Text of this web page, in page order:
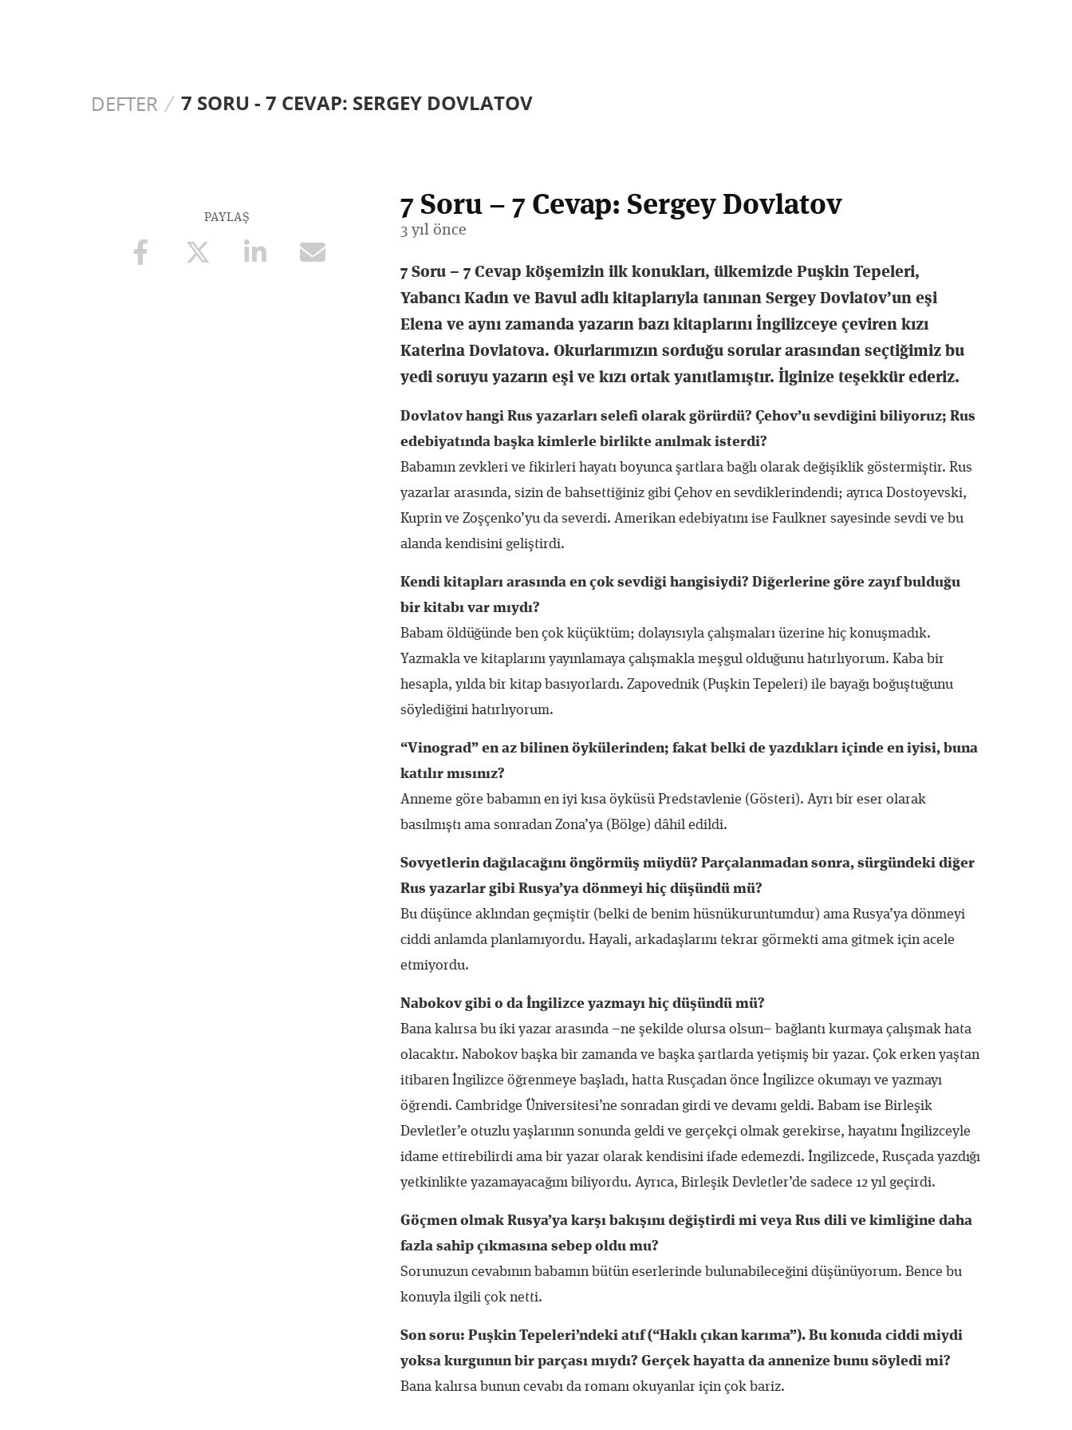
DEFTER 7 SORU - 7 CEVAP: SERGEY DOVLATOV
PAYLAŞ 7 Soru – 7 Cevap: Sergey Dovlatov
3 yıl önce
7 Soru – 7 Cevap köşemizin ilk konukları, ülkemizde Puşkin Tepeleri,
Yabancı Kadın ve Bavul adlı kitaplarıyla tanınan Sergey Dovlatov’un eşi
Elena ve aynı zamanda yazarın bazı kitaplarını İngilizceye çeviren kızı
Katerina Dovlatova. Okurlarımızın sorduğu sorular arasından seçtiğimiz bu
yedi soruyu yazarın eşi ve kızı ortak yanıtlamıştır. İlginize teşekkür ederiz.
Dovlatov hangi Rus yazarları selefi olarak görürdü? Çehov’u sevdiğini biliyoruz; Rus
edebiyatında başka kimlerle birlikte anılmak isterdi?
Babamın zevkleri ve fikirleri hayatı boyunca şartlara bağlı olarak değişiklik göstermiştir. Rus
yazarlar arasında, sizin de bahsettiğiniz gibi Çehov en sevdiklerindendi; ayrıca Dostoyevski,
Kuprin ve Zoşçenko’yu da severdi. Amerikan edebiyatını ise Faulkner sayesinde sevdi ve bu
alanda kendisini geliştirdi.
Kendi kitapları arasında en çok sevdiği hangisiydi? Diğerlerine göre zayıf bulduğu
bir kitabı var mıydı?
Babam öldüğünde ben çok küçüktüm; dolayısıyla çalışmaları üzerine hiç konuşmadık.
Yazmakla ve kitaplarını yayınlamaya çalışmakla meşgul olduğunu hatırlıyorum. Kaba bir
hesapla, yılda bir kitap basıyorlardı. Zapovednik (Puşkin Tepeleri) ile bayağı boğuştuğunu
söylediğini hatırlıyorum.
“Vinograd” en az bilinen öykülerinden; fakat belki de yazdıkları içinde en iyisi, buna
katılır mısınız?
Anneme göre babamın en iyi kısa öyküsü Predstavlenie (Gösteri). Ayrı bir eser olarak
basılmıştı ama sonradan Zona’ya (Bölge) dâhil edildi.
Sovyetlerin dağılacağını öngörmüş müydü? Parçalanmadan sonra, sürgündeki diğer
Rus yazarlar gibi Rusya’ya dönmeyi hiç düşündü mü?
Bu düşünce aklından geçmiştir (belki de benim hüsnükuruntumdur) ama Rusya’ya dönmeyi
ciddi anlamda planlamıyordu. Hayali, arkadaşlarını tekrar görmekti ama gitmek için acele
etmiyordu.
Nabokov gibi o da İngilizce yazmayı hiç düşündü mü?
Bana kalırsa bu iki yazar arasında –ne şekilde olursa olsun– bağlantı kurmaya çalışmak hata
olacaktır. Nabokov başka bir zamanda ve başka şartlarda yetişmiş bir yazar. Çok erken yaştan
itibaren İngilizce öğrenmeye başladı, hatta Rusçadan önce İngilizce okumayı ve yazmayı
öğrendi. Cambridge Üniversitesi’ne sonradan girdi ve devamı geldi. Babam ise Birleşik
Devletler’e otuzlu yaşlarının sonunda geldi ve gerçekçi olmak gerekirse, hayatını İngilizceyle
idame ettirebilirdi ama bir yazar olarak kendisini ifade edemezdi. İngilizcede, Rusçada yazdığı
yetkinlikte yazamayacağını biliyordu. Ayrıca, Birleşik Devletler’de sadece 12 yıl geçirdi.
Göçmen olmak Rusya’ya karşı bakışını değiştirdi mi veya Rus dili ve kimliğine daha
fazla sahip çıkmasına sebep oldu mu?
Sorunuzun cevabının babamın bütün eserlerinde bulunabileceğini düşünüyorum. Bence bu
konuyla ilgili çok netti.
Son soru: Puşkin Tepeleri’ndeki atıf (“Haklı çıkan karıma”). Bu konuda ciddi miydi
yoksa kurgunun bir parçası mıydı? Gerçek hayatta da annenize bunu söyledi mi?
Bana kalırsa bunun cevabı da romanı okuyanlar için çok bariz.